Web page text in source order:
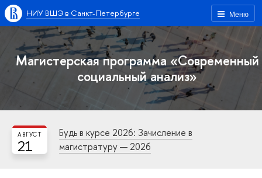
Меню
НИУ ВШЭ в Санкт-Петербурге
Магистерская программа «Современный
социальный анализ»
21
АВГУСТ
Будь в курсе 2026: Зачисление в
магистратуру — 2026